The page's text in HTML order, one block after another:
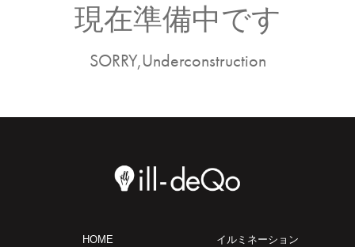
現在準備中です
SORRY,Underconstruction
HOME イルミネーション